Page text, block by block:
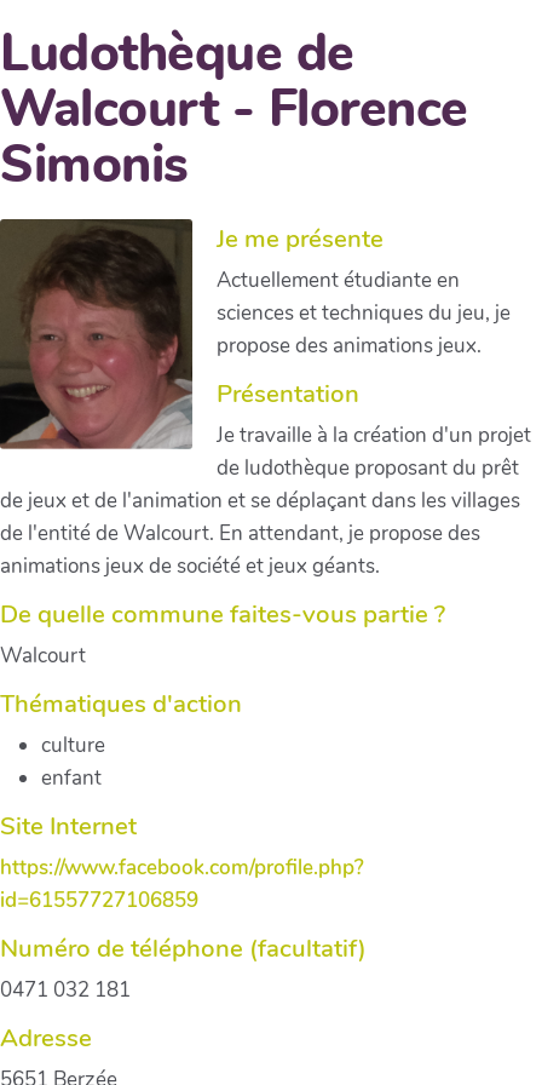
Ludothèque de
Walcourt - Florence
Simonis
Je me présente
Actuellement étudiante en
sciences et techniques du jeu, je
propose des animations jeux.
Présentation
Je travaille à la création d'un projet
de ludothèque proposant du prêt
de jeux et de l'animation et se déplaçant dans les villages
de l'entité de Walcourt. En attendant, je propose des
animations jeux de société et jeux géants.
De quelle commune faites-vous partie ?
Walcourt
Thématiques d'action
culture
enfant
Site Internet
https://www.facebook.com/profile.php?
id=61557727106859
Numéro de téléphone (facultatif)
0471 032 181
Adresse
5651 Berzée